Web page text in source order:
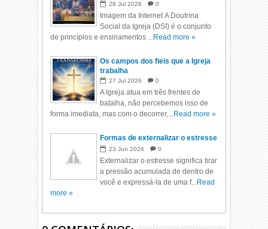
28 Jul 2026 0
Imagem da Internet A Doutrina
Social da Igreja (DSI) é o conjunto
de princípios e ensinamentos ...Read more »
Os campos dos fieis que a Igreja
trabalha
27 Jul 2026 0
A Igreja atua em três frentes de
batalha, não percebemos isso de
forma imediata, mas com o decorrer,...Read more »
Formas de externalizar o estresse
23 Jun 2026 0
Externalizar o estresse significa tirar
a pressão acumulada de dentro de
você e expressá-la de uma f...Read
more »